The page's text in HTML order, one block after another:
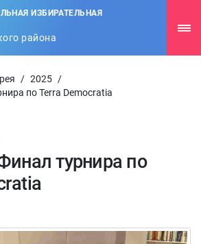
ИЗБИРАТЕЛЬНАЯ
района
/ 2025 /
по Terra Democratia
турнира по